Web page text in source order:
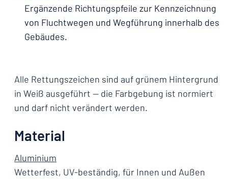
Ergänzende Richtungspfeile zur Kennzeichnung
von Fluchtwegen und Wegführung innerhalb des
Gebäudes.
Alle Rettungszeichen sind auf grünem Hintergrund
in Weiß ausgeführt — die Farbgebung ist normiert
und darf nicht verändert werden.
Material
Aluminium
Wetterfest, UV-beständig, für Innen und Außen